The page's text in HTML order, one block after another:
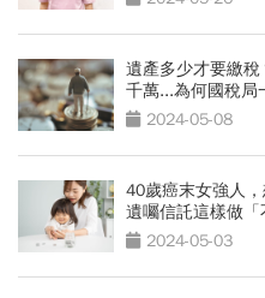
遺產多少才要繳
千萬...為何國稅局
2024-05-08
40歲癌末女強人
遺囑信託這樣做「
2024-05-03